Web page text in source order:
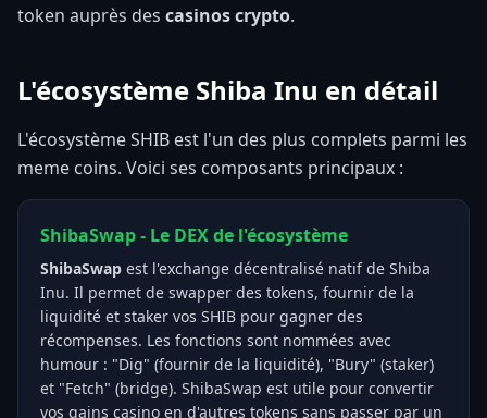
token auprès des casinos crypto.
L'écosystème Shiba Inu en détail
L'écosystème SHIB est l'un des plus complets parmi les
meme coins. Voici ses composants principaux :
ShibaSwap - Le DEX de l'écosystème
ShibaSwap est l'exchange décentralisé natif de Shiba
Inu. Il permet de swapper des tokens, fournir de la
liquidité et staker vos SHIB pour gagner des
récompenses. Les fonctions sont nommées avec
humour : "Dig" (fournir de la liquidité), "Bury" (staker)
et "Fetch" (bridge). ShibaSwap est utile pour convertir
vos gains casino en d'autres tokens sans passer par un